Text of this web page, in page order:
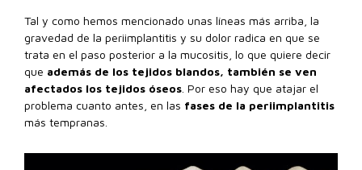
Tal y como hemos mencionado unas líneas más arriba, la
gravedad de la periimplantitis y su dolor radica en que se
trata en el paso posterior a la mucositis, lo que quiere decir
que además de los tejidos blandos, también se ven
afectados los tejidos óseos . Por eso hay que atajar el
problema cuanto antes, en las fases de la periimplantitis
más tempranas.